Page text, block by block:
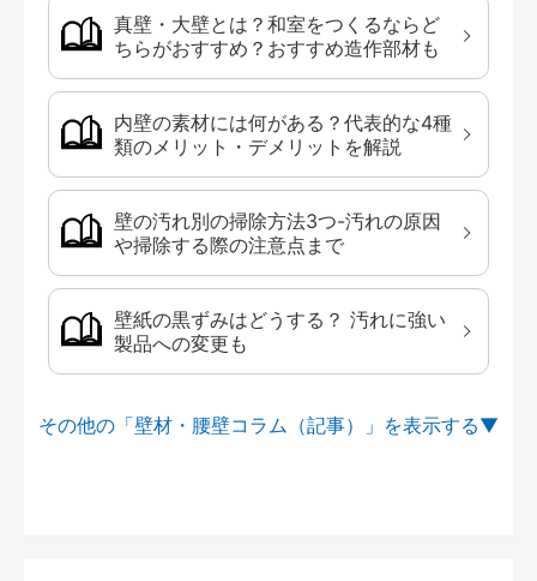
真壁・大壁とは？和室をつくるならど
ちらがおすすめ？おすすめ造作部材も
内壁の素材には何がある？代表的な4種
類のメリット・デメリットを解説
壁の汚れ別の掃除方法3つ-汚れの原因
や掃除する際の注意点まで
壁紙の黒ずみはどうする？ 汚れに強い
製品への変更も
その他の「壁材・腰壁コラム（記事）」を